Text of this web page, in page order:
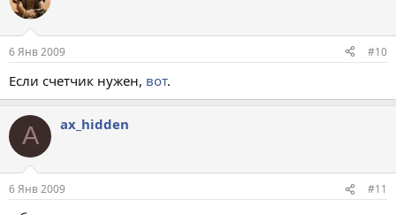
6 Янв 2009 #10
Если счетчик нужен, вот.
A ax_hidden
6 Янв 2009 #11